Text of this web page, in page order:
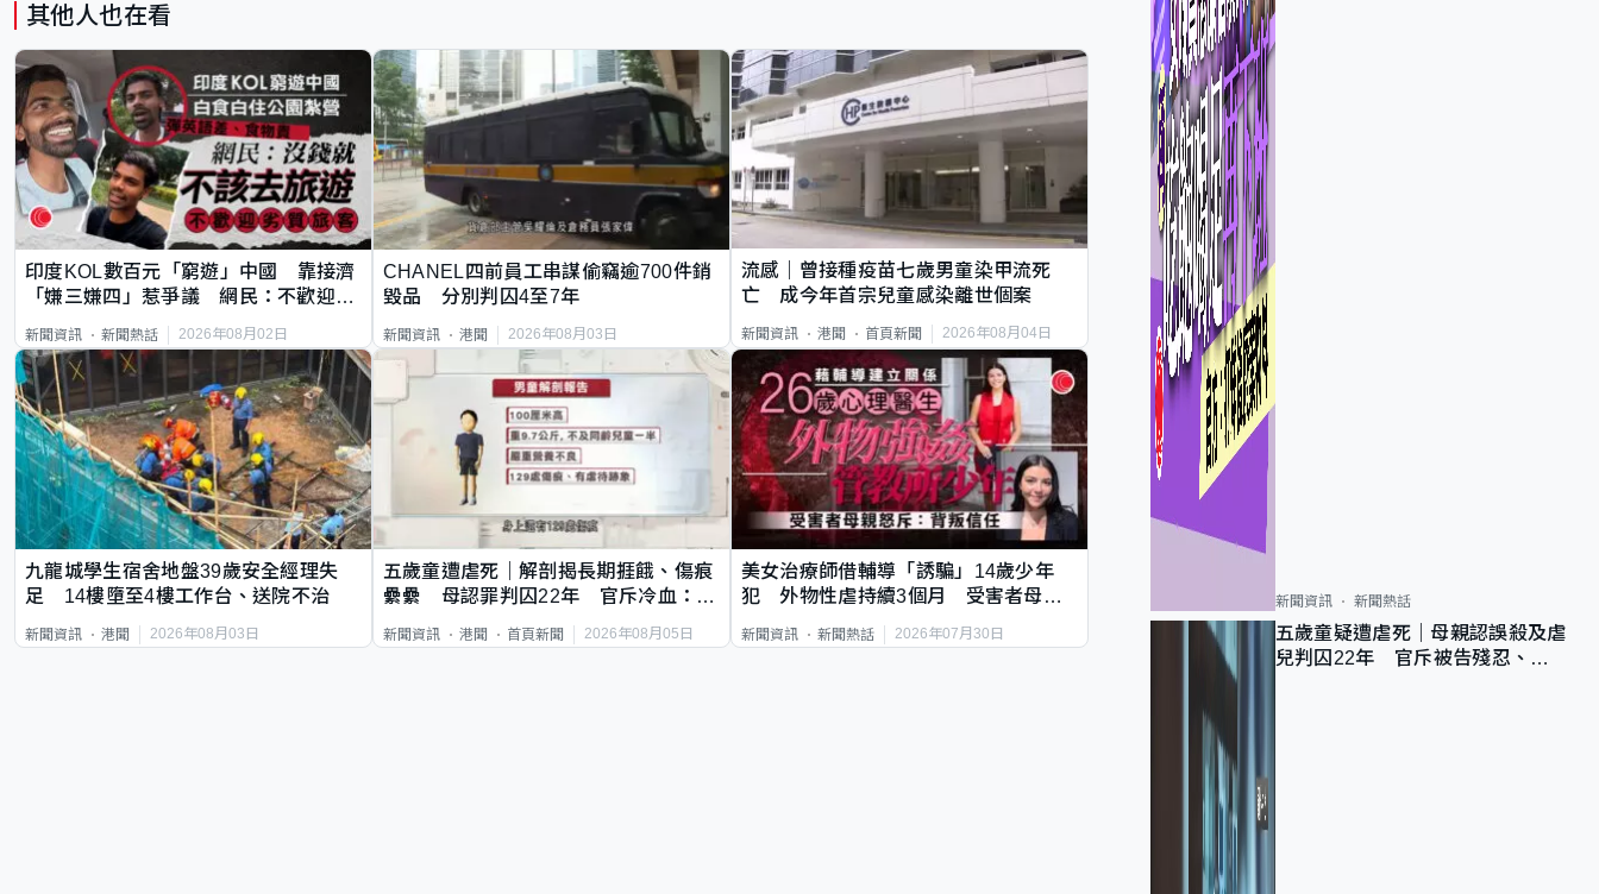
其他人也在看
印度KOL數百元「窮遊」中國 靠接濟
「嫌三嫌四」惹爭議 網民：不歡迎劣
新聞資訊 新聞熱話 2026年08月02日
CHANEL四前員工串謀偷竊逾700件銷
毀品 分別判囚4至7年
新聞資訊 港聞 2026年08月03日
流感｜曾接種疫苗七歲男童染甲流死
亡 成今年首宗兒童感染離世個案
新聞資訊 港聞 首頁新聞 2026年08月04日
九龍城學生宿舍地盤39歲安全經理失
足 14樓墮至4樓工作台、送院不治
新聞資訊 港聞 2026年08月03日
五歲童遭虐死｜解剖揭長期捱餓、傷痕
纍纍 母認罪判囚22年 官斥冷血：同
新聞資訊 港聞 首頁新聞 2026年08月05日
美女治療師借輔導「誘騙」14歲少年
犯 外物性虐持續3個月 受害者母：
新聞資訊 新聞熱話 2026年07月30日
新聞資訊 新聞熱話
五歲童疑遭虐死｜母親認誤殺及虐
兒判囚22年 官斥被告殘忍、同